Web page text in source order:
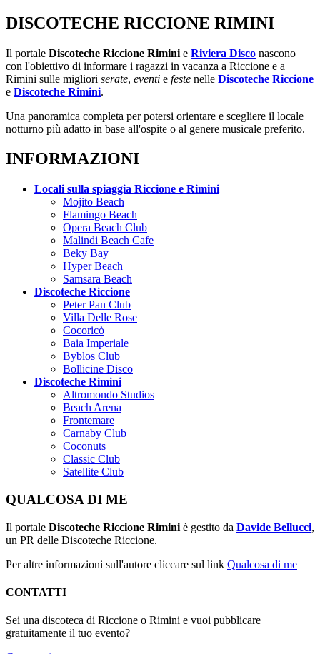
DISCOTECHE RICCIONE RIMINI
Il portale Discoteche Riccione Rimini e Riviera Disco nascono
con l'obiettivo di informare i ragazzi in vacanza a Riccione e a
Rimini sulle migliori serate, eventi e feste nelle Discoteche Riccione
e Discoteche Rimini.
Una panoramica completa per potersi orientare e scegliere il locale
notturno più adatto in base all'ospite o al genere musicale preferito.
INFORMAZIONI
Locali sulla spiaggia Riccione e Rimini
Mojito Beach
Flamingo Beach
Opera Beach Club
Malindi Beach Cafe
Beky Bay
Hyper Beach
Samsara Beach
Discoteche Riccione
Peter Pan Club
Villa Delle Rose
Cocoricò
Baia Imperiale
Byblos Club
Bollicine Disco
Discoteche Rimini
Altromondo Studios
Beach Arena
Frontemare
Carnaby Club
Coconuts
Classic Club
Satellite Club
QUALCOSA DI ME
Il portale Discoteche Riccione Rimini è gestito da Davide Bellucci,
un PR delle Discoteche Riccione.
Per altre informazioni sull'autore cliccare sul link Qualcosa di me
CONTATTI
Sei una discoteca di Riccione o Rimini e vuoi pubblicare
gratuitamente il tuo evento?